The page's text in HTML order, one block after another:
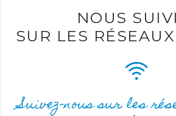
NOUS
SUR LES
Suivez-nous sur les